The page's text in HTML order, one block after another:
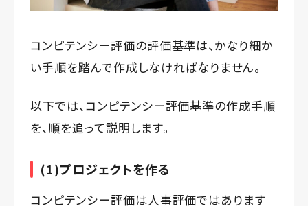
コンピテンシー評価の評価基準は、かなり細か
い手順を踏んで作成しなければなりません。
以下では、コンピテンシー評価基準の作成手順
を、順を追って説明します。
(1)プロジェクトを作る
コンピテンシー評価は人事評価ではあります